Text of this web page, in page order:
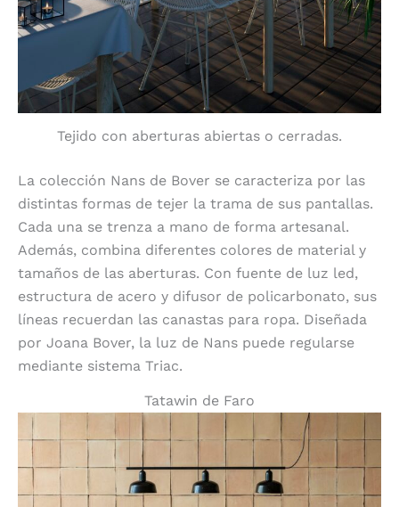
Tejido con aberturas abiertas o cerradas.
La colección Nans de Bover se caracteriza por las
distintas formas de tejer la trama de sus pantallas.
Cada una se trenza a mano de forma artesanal.
Además, combina diferentes colores de material y
tamaños de las aberturas. Con fuente de luz led,
estructura de acero y difusor de policarbonato, sus
líneas recuerdan las canastas para ropa. Diseñada
por Joana Bover, la luz de Nans puede regularse
mediante sistema Triac.
Tatawin de Faro